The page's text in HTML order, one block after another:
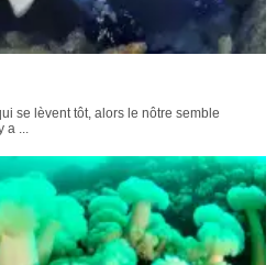
se lèvent tôt, alors le nôtre semble
a ...